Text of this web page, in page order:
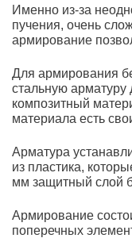
Именно из-за
пучения, очень
армирование
Для армирования
стальную
композитный
материала есть
Арматура
из пластика,
мм защитный слой
Армирование
поперечных